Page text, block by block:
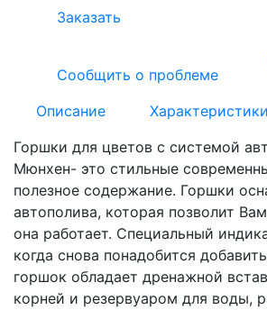
Заказать
Сообщить о проблеме
Описание
Характеристики
Горшки для цветов с системой
Мюнхен- это стильные
полезное содержание. Горшки
автополива, которая позволит
она работает. Специальный
когда снова понадобится
горшок обладает дренажной
корней и резервуаром для воды,